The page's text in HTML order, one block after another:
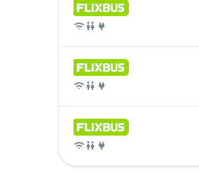
Otobüs
Otobüs
Otobüs